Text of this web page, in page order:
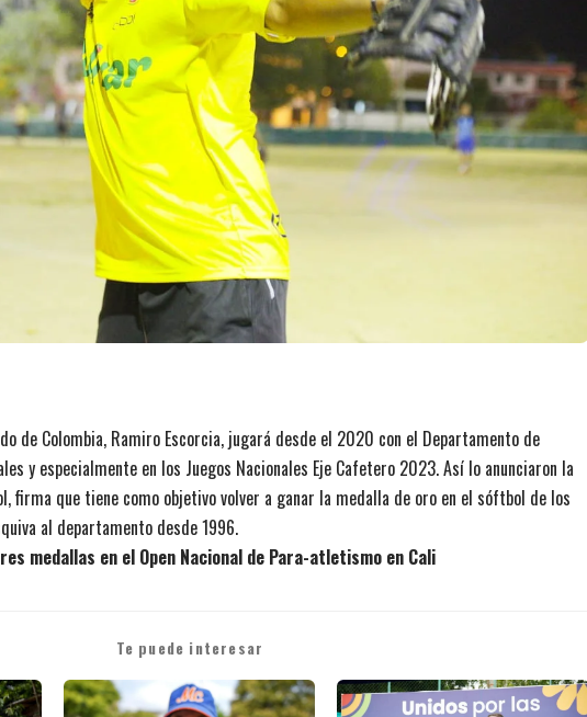
de Colombia, Ramiro Escorcia, jugará desde el 2020 con el Departamento de
y especialmente en los Juegos Nacionales Eje Cafetero 2023. Así lo anunciaron la
firma que tiene como objetivo volver a ganar la medalla de oro en el sóftbol de los
al departamento desde 1996.
medallas en el Open Nacional de Para-atletismo en Cali
Te puede interesar